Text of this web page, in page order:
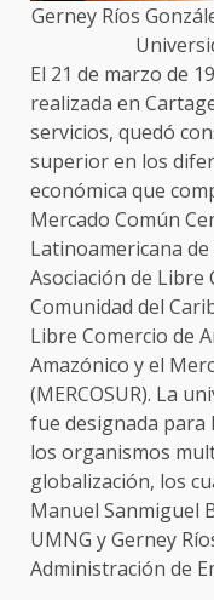
Gerney Ríos
El 21 de marzo de
realizada en
servicios, quedó
superior en los
económica que
Mercado Común
Latinoamericana
Asociación de Libre
Comunidad del
Libre Comercio de
Amazónico y el
(MERCOSUR). La
fue designada
los organismos
globalización, los
Manuel Sanmiguel
UMNG y Gerney
Administración de